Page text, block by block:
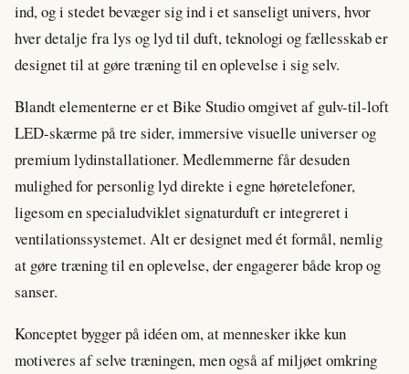
ind, og i stedet bevæger sig ind i et sanseligt univers, hvor
hver detalje fra lys og lyd til duft, teknologi og fællesskab er
designet til at gøre træning til en oplevelse i sig selv.
Blandt elementerne er et Bike Studio omgivet af gulv-til-loft
LED-skærme på tre sider, immersive visuelle universer og
premium lydinstallationer. Medlemmerne får desuden
mulighed for personlig lyd direkte i egne høretelefoner,
ligesom en specialudviklet signaturduft er integreret i
ventilationssystemet. Alt er designet med ét formål, nemlig
at gøre træning til en oplevelse, der engagerer både krop og
sanser.
Konceptet bygger på idéen om, at mennesker ikke kun
motiveres af selve træningen, men også af miljøet omkring